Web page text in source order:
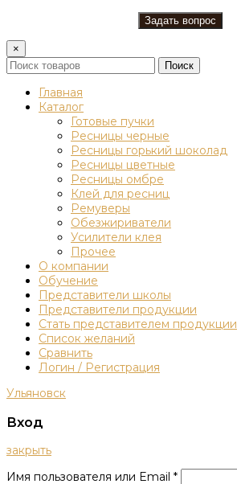
×
Поиск
Главная
Каталог
Готовые пучки
Ресницы черные
Ресницы горький шоколад
Ресницы цветные
Ресницы омбре
Клей для ресниц
Ремуверы
Обезжириватели
Усилители клея
Прочее
О компании
Обучение
Представители школы
Представители продукции
Стать представителем продукции
Список желаний
Сравнить
Логин / Регистрация
Ульяновск
Вход
закрыть
Имя пользователя или Email *